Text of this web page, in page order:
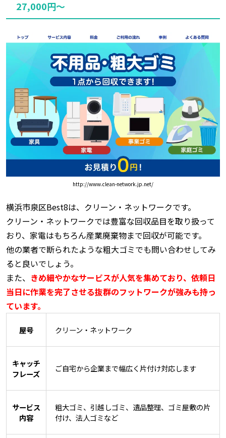
27,000円～
http://www.clean-network.jp.net/
横浜市泉区Best8は、クリーン・ネットワークです。
クリーン・ネットワークでは豊富な回収品目を取り扱って
おり、家電はもちろん産業廃棄物まで回収が可能です。
他の業者で断られたような粗大ゴミでも問い合わせしてみ
ると良いでしょう。
また、 きめ細やかなサービスが人気を集めており、依頼日
当日に作業を完了させる抜群のフットワークが強みも持っ
ています。
屋号 クリーン・ネットワーク
キャッチ
フレーズ
ご自宅から企業まで幅広く片付け対応します
サービス
内容
粗大ゴミ、引越しゴミ、遺品整理、ゴミ屋敷の片
付け、法人ゴミなど